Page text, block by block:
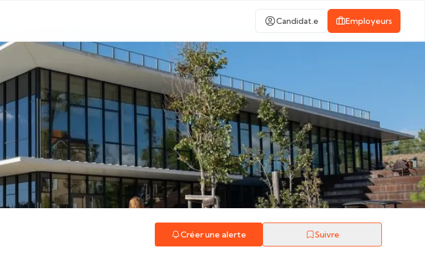
Candidat.e Employeurs
Créer une alerte Suivre